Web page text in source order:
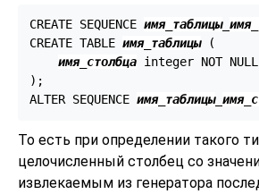
CREATE SEQUENCE имя_таблицы_
CREATE TABLE имя_таблицы (
имя_столбца integer NOT
);
ALTER SEQUENCE имя_таблицы_
То есть при определении такого
целочисленный столбец со
извлекаемым из генератора